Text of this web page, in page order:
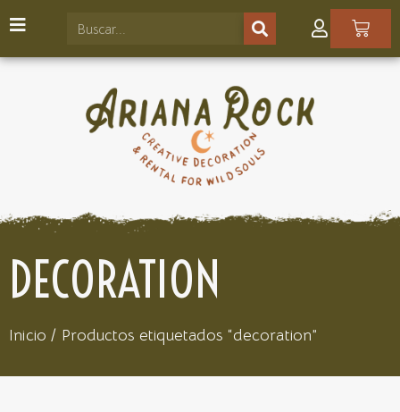
DECORATION
Inicio / Productos etiquetados “decoration”